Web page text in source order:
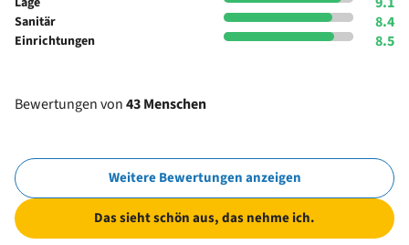
Sanitär 8.4
Einrichtungen 8.5
Bewertungen von43 Menschen
Weitere Bewertungen anzeigen
Das sieht schön aus, das nehme ich.